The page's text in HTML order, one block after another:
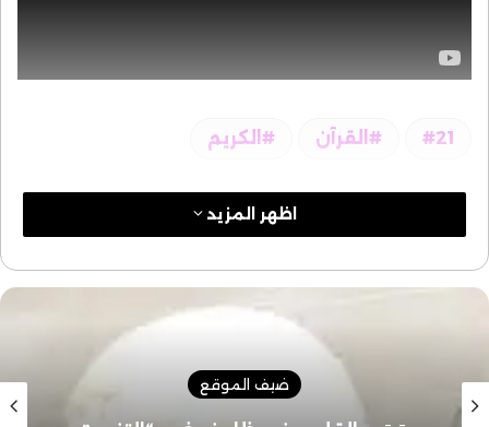
21 القرآن الكريم
اظهر المزيد
ضيف الموقع